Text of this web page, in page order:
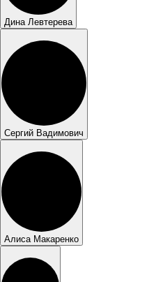
Дина Левтерева
Сергий Вадимович
Алиса Макаренко